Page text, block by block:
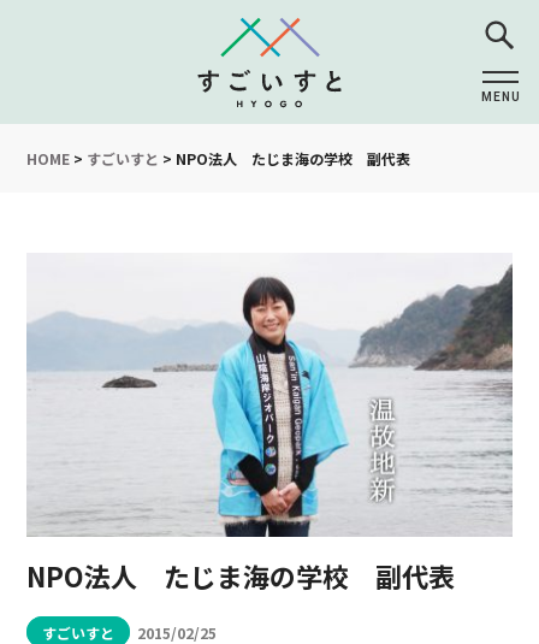
HOME > すごいすと > NPO法人 たじま海の学校 副代表
NPO法人 たじま海の学校 副代表
すごいすと 2015/02/25
MENU